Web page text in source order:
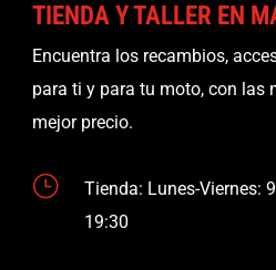
TIENDA Y TALLER EN
Encuentra los recambios,
para ti y para tu moto, con las
mejor precio.
}
Tienda: Lunes-Viernes:
19:30